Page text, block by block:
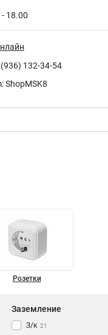
18.00
(936) 132-34-54
ShopMSK8
Розетки
Заземление
З/к 21